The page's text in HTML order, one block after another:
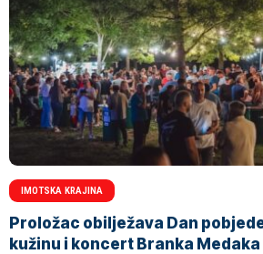
IMOTSKA KRAJINA
Proložac obilježava Dan
kužinu i koncert Branka Medaka